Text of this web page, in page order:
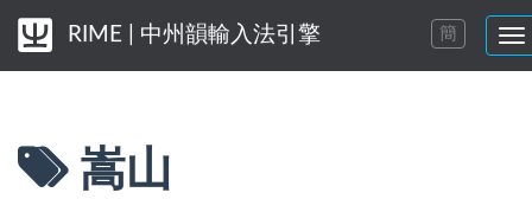
切
RIME | 中州韻輸入法引擎 簡
嵩山